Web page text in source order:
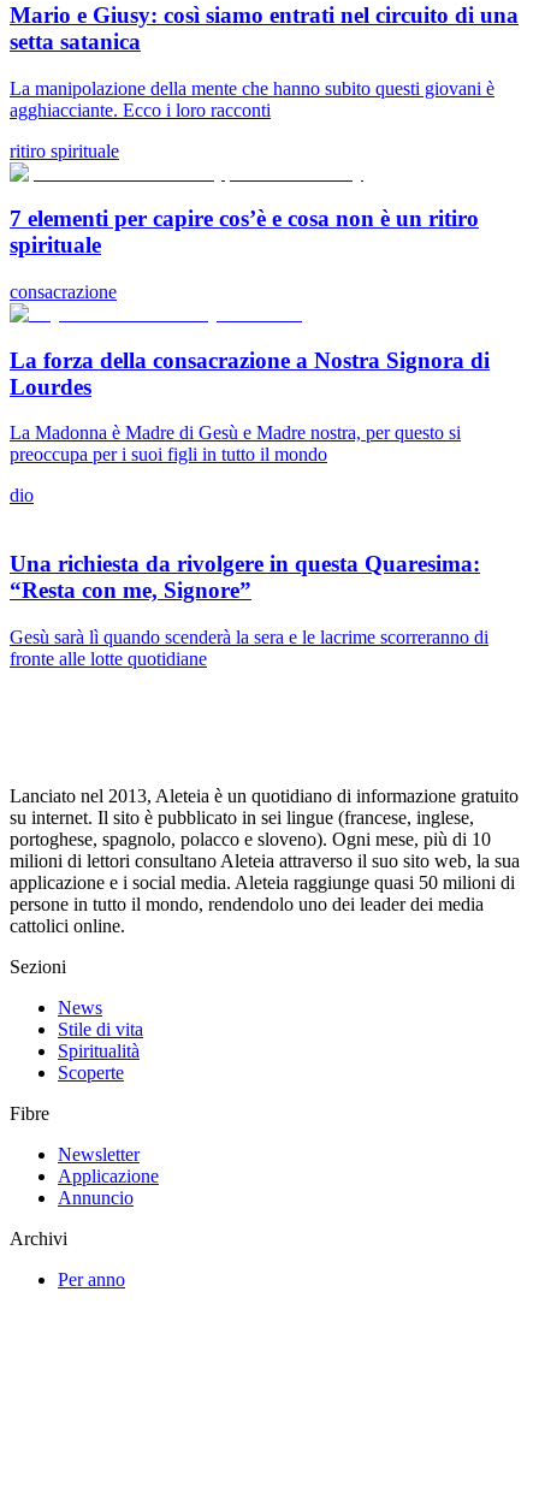
Mario e Giusy: così siamo entrati nel circuito di una
setta satanica
La manipolazione della mente che hanno subito questi giovani è
agghiacciante. Ecco i loro racconti
ritiro spirituale
7 elementi per capire cos’è e cosa non è un ritiro
spirituale
consacrazione
La forza della consacrazione a Nostra Signora di
Lourdes
La Madonna è Madre di Gesù e Madre nostra, per questo si
preoccupa per i suoi figli in tutto il mondo
dio
Una richiesta da rivolgere in questa Quaresima:
“Resta con me, Signore”
Gesù sarà lì quando scenderà la sera e le lacrime scorreranno di
fronte alle lotte quotidiane
Lanciato nel 2013, Aleteia è un quotidiano di informazione gratuito
su internet. Il sito è pubblicato in sei lingue (francese, inglese,
portoghese, spagnolo, polacco e sloveno). Ogni mese, più di 10
milioni di lettori consultano Aleteia attraverso il suo sito web, la sua
applicazione e i social media. Aleteia raggiunge quasi 50 milioni di
persone in tutto il mondo, rendendolo uno dei leader dei media
cattolici online.
Sezioni
News
Stile di vita
Spiritualità
Scoperte
Fibre
Newsletter
Applicazione
Annuncio
Archivi
Per anno